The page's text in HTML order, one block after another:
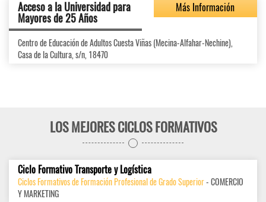
Acceso a la Universidad para
Mayores de 25 Años
Más Información
Centro de Educación de Adultos Cuesta Viñas (Mecina-Alfahar-Nechine),
Casa de la Cultura, s/n, 18470
LOS MEJORES CICLOS FORMATIVOS
Ciclo Formativo Transporte y Logística
Ciclos Formativos de Formación Profesional de Grado Superior- COMERCIO
Y MARKETING